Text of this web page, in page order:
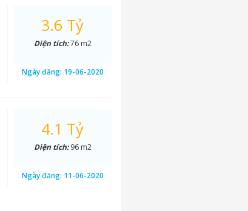
3.6 Tỷ
Diện tích:76 m2
Ngày đăng: 19-06-2020
4.1 Tỷ
Diện tích:96 m2
Ngày đăng: 11-06-2020